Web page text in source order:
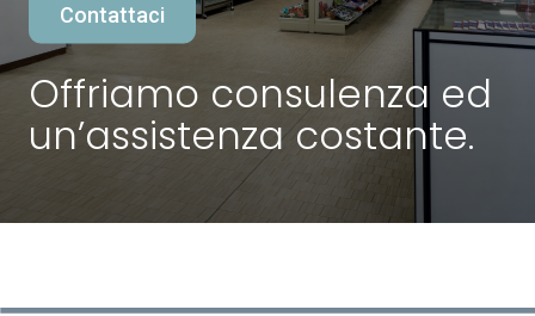
Contattaci
Offriamo consulenza ed
un’assistenza costante.